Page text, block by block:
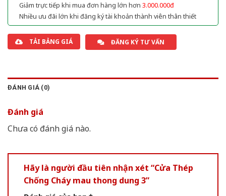
Giảm trực tiếp khi mua đơn hàng lớn hơn 3.000.000đ
Nhiều ưu đãi lớn khi đăng ký tài khoản thành viên thân thiết
TẢI BẢNG GIÁ ĐĂNG KÝ TƯ VẤN
ĐÁNH GIÁ (0)
Đánh giá
Chưa có đánh giá nào.
Hãy là người đầu tiên nhận xét “Cửa Thép
Chống Cháy mau thong dung 3”